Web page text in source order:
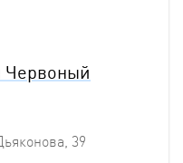
Червоный
39